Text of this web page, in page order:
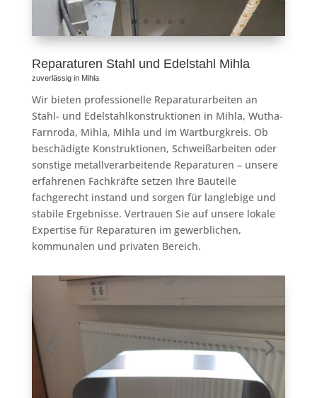
Reparaturen Stahl und Edelstahl Mihla
zuverlässig in Mihla
Wir bieten professionelle Reparaturarbeiten an
Stahl- und Edelstahlkonstruktionen in Mihla, Wutha-
Farnroda, Mihla, Mihla und im Wartburgkreis. Ob
beschädigte Konstruktionen, Schweißarbeiten oder
sonstige metallverarbeitende Reparaturen – unsere
erfahrenen Fachkräfte setzen Ihre Bauteile
fachgerecht instand und sorgen für langlebige und
stabile Ergebnisse. Vertrauen Sie auf unsere lokale
Expertise für Reparaturen im gewerblichen,
kommunalen und privaten Bereich.